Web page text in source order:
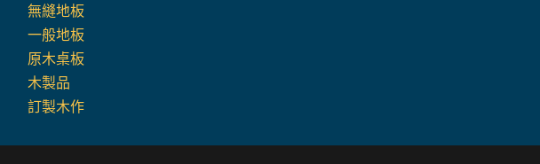
無縫地板
一般地板
原木桌板
木製品
訂製木作